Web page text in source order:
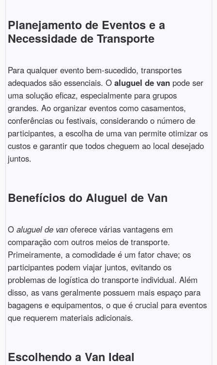
Planejamento de Eventos e a
Necessidade de Transporte
Para qualquer evento bem-sucedido, transportes
adequados são essenciais. O aluguel de vanpode ser
uma solução eficaz, especialmente para grupos
grandes. Ao organizar eventos como casamentos,
conferências ou festivais, considerando o número de
participantes, a escolha de uma van permite otimizar os
custos e garantir que todos cheguem ao local desejado
juntos.
Benefícios do Aluguel de Van
O aluguel de vanoferece várias vantagens em
comparação com outros meios de transporte.
Primeiramente, a comodidade é um fator chave; os
participantes podem viajar juntos, evitando os
problemas de logística do transporte individual. Além
disso, as vans geralmente possuem mais espaço para
bagagens e equipamentos, o que é crucial para eventos
que requerem materiais adicionais.
Escolhendo a Van Ideal